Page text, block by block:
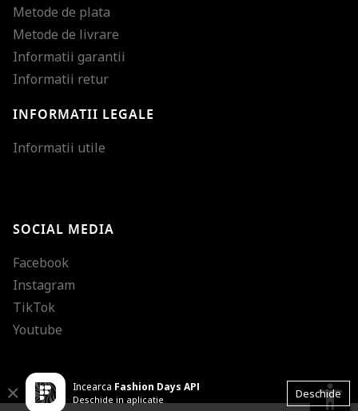
Metode de plata
Metode de livrare
Informatii garantii
Informatii retur
INFORMATII LEGALE
Informatii utile
SOCIAL MEDIA
Facebook
Instagram
TikTok
Youtube
Incearca Fashion Days APP
Deschide in aplicatie Deschide
Close accessibility
Cursor mare